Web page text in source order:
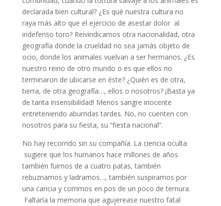
declarada bien cultural? ¿Es qué nuestra cultura no
raya más alto que el ejercicio de asestar dolor al
indefenso toro? Reivindicamos otra nacionalidad, otra
geografía donde la crueldad no sea jamás objeto de
ocio, donde los animales vuelvan a ser hermanos. ¿Es
nuestro reino de otro mundo o es que ellos no
terminaron de ubicarse en éste? ¿Quién es de otra,
tierra, de otra geografía…, ellos o nosotros? ¡Basta ya
de tanta insensibilidad! Menos sangre inocente
entreteniendo aburridas tardes. No, no cuenten con
nosotros para su fiesta, su “fiesta nacional”.
No hay recorrido sin su compañía. La ciencia oculta
sugiere que los humanos hace millones de años
también fuimos de a cuatro patas, también
rebuznamos y ladramos…, también suspiramos por
una caricia y corrimos en pos de un poco de ternura.
Faltaría la memoria que agujerease nuestro fatal